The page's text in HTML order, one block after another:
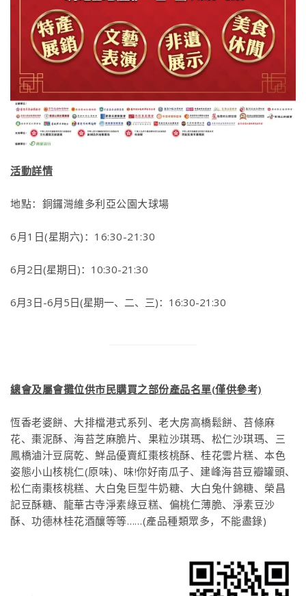
活動詳情
地點： 銅鑼灣維多利亞公園大球場
6月1日(星期六)： 16:30-21:30
6月2日(星期日)：10:30-21:30
6月3日-6月5日(星期一、二、三)：16:30-21:30
總會及屬會攤位供市民購買之部份產品名單(僅供參考)
恆香老婆餅、大排檔港式系列、老大房高橋鬆餅、苔條麻
花、棗泥酥、海苔芝麻脆片、果粒沙琪瑪、松仁沙琪瑪、三
鳳橋滷汁豆腐乾、鮮品優賣紅棗核桃酥、桂花雲片糕、本色
姿態小山核桃仁(原味)、味!你好南瓜子、建峰海苔豆瓣罐頭、
松仁南棗核桃糕、大白兔巨型牛奶糖、大白兔什錦糖、榮昌
記豆酥糖、龍華古寺淨素綠豆糕、偏桃仁薄脆、淨素豆沙
酥、功德林桂花酒釀等等……(產品種類眾多，不能盡錄)